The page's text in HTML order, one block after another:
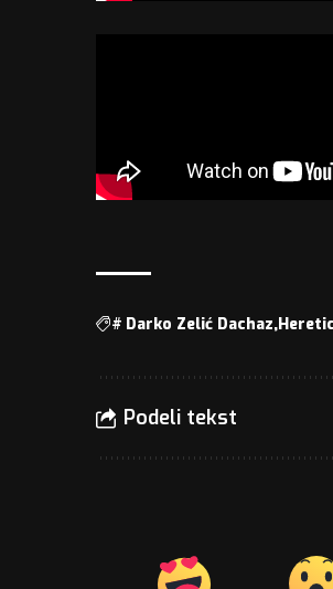
# Darko Zelić Dachaz
Podeli tekst